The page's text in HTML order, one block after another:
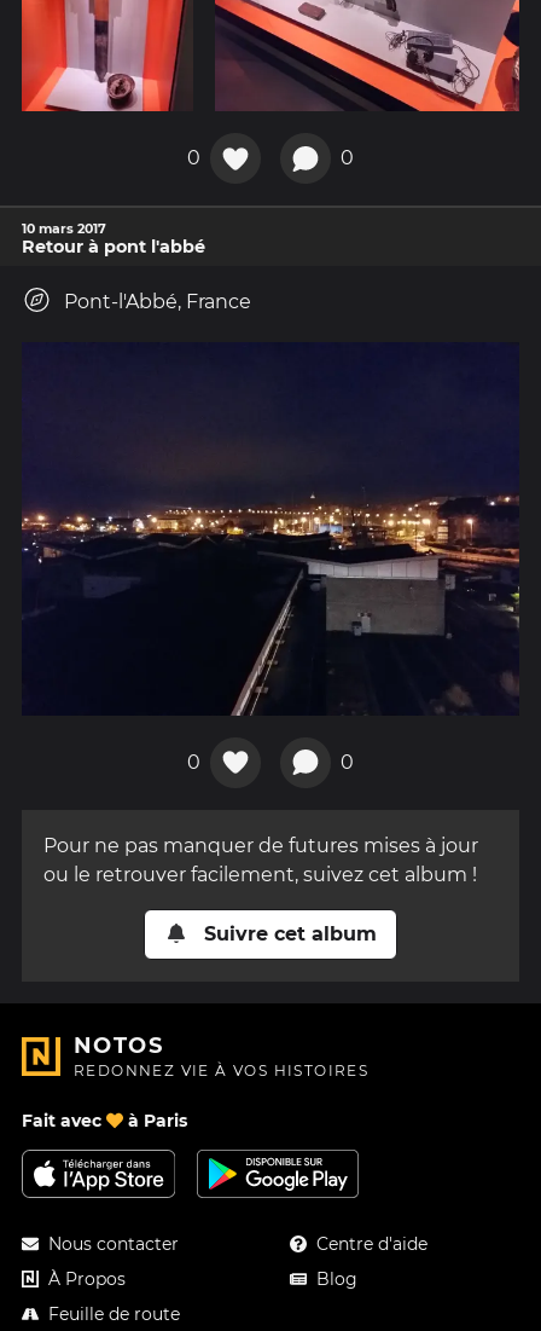
0 0
10 mars 2017
Retour à pont l'abbé
Pont-l'Abbé, France
0 0
Pour ne pas manquer de futures mises à jour
ou le retrouver facilement, suivez cet album !
Suivre cet album
NOTOS
REDONNEZ VIE À VOS HISTOIRES
Fait avec à Paris
Nous contacter
À Propos
Feuille de route
Centre d'aide
Blog